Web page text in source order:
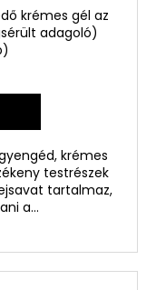
krémes gél az
adagoló)
krémes
testrészek
tartalmaz,
a...